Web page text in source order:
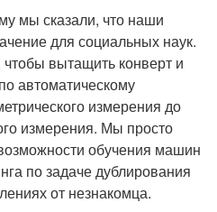
мы сказали, что наши
для социальных наук.
вытащить конверт и
автоматическому
измерения до
измерения. Мы просто
обучения машин
по задаче дублирования
от незнакомца.